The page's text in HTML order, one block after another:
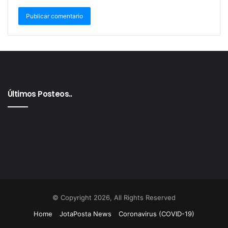
Luego de 22 años, otra vez River y Boca estarían
cara a cara en la definición del torneo. Está vez el
Xeneize llegaría con dos puntos de diferencia de
ante San Martín de Tucumán 1 a 1 (Benetti para el
dirigido por Oscar Washigton Tabárez y tenía
jugadores como Blas Giunta, Navarro Montoya,
Últimos Posteos..
© Copyright 2026, All Rights Reserved
Home
JotaPosta News Coronavirus (COVID-19)